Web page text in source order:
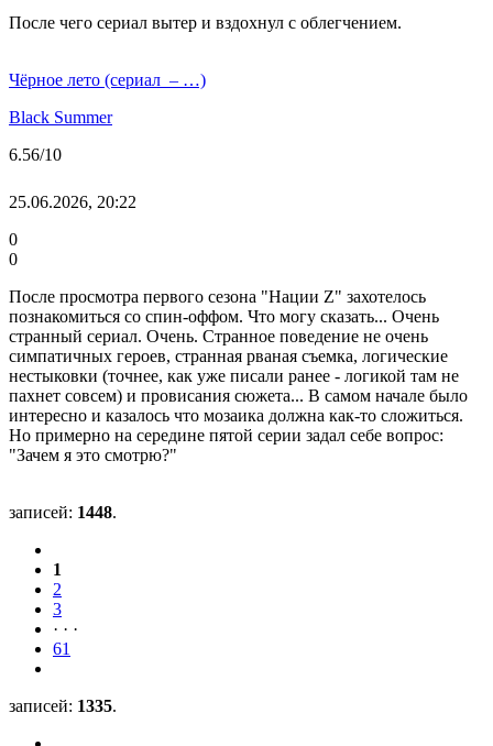
После чего сериал вытер и вздохнул с облегчением.
Чёрное лето (сериал – …)
Black Summer
6.56/10
25.06.2026, 20:22
0
0
После просмотра первого сезона "Нации Z" захотелось
познакомиться со спин-оффом. Что могу сказать... Очень
странный сериал. Очень. Странное поведение не очень
симпатичных героев, странная рваная съемка, логические
нестыковки (точнее, как уже писали ранее - логикой там не
пахнет совсем) и провисания сюжета... В самом начале было
интересно и казалось что мозаика должна как-то сложиться.
Но примерно на середине пятой серии задал себе вопрос:
"Зачем я это смотрю?"
записей: 1448.
1
2
3
· · ·
61
записей: 1335.